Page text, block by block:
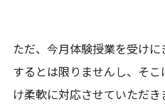
ただ、今月体験授業を受け
するとは限りませんし、そ
け柔軟に対応させていただき